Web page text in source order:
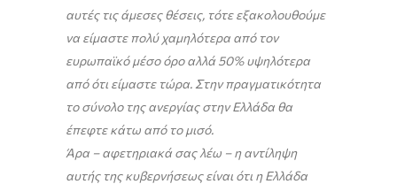
αυτές τις άμεσες θέσεις, τότε εξακολουθούμε
να είμαστε πολύ χαμηλότερα από τον
ευρωπαϊκό μέσο όρο αλλά 50% υψηλότερα
από ότι είμαστε τώρα. Στην πραγματικότητα
το σύνολο της ανεργίας στην Ελλάδα θα
έπεφτε κάτω από το μισό.
Άρα – αφετηριακά σας λέω – η αντίληψη
αυτής της κυβερνήσεως είναι ότι η Ελλάδα